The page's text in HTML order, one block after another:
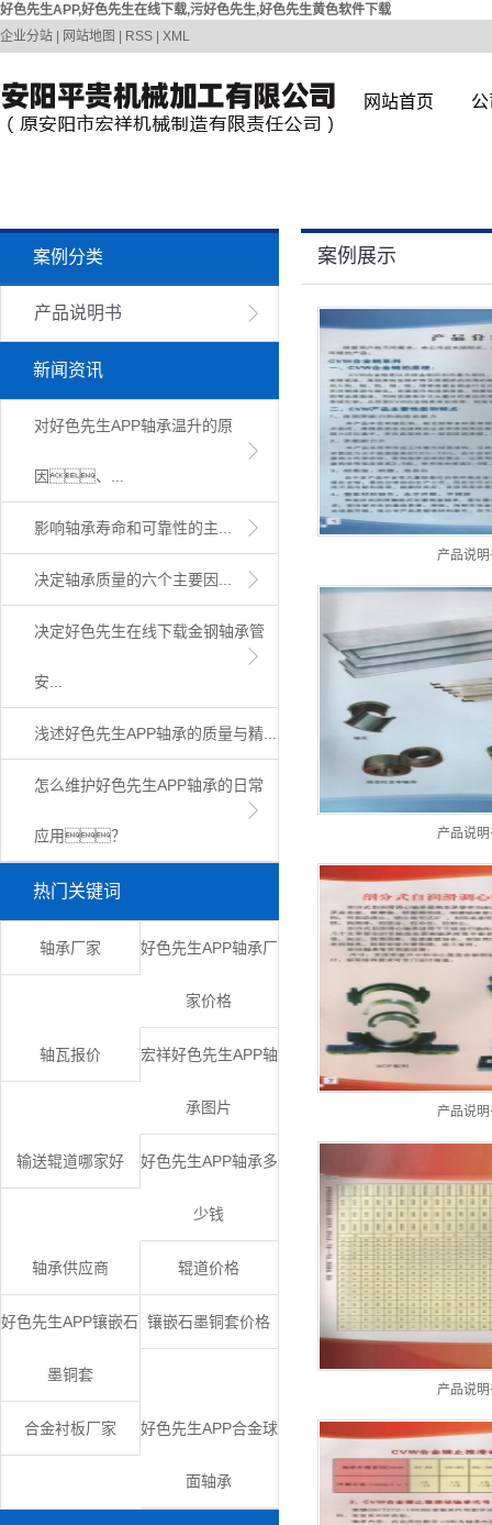
好色先生APP,好色先生在线下载,污好色先生,好色先生黄色软件下载
企业分站
网站地图 RSS XML
网站首页
案例分类
产品说明书
新闻资讯
对好色先生APP轴承温升的原
因、...
影响轴承寿命和可靠性的主...
决定轴承质量的六个主要因...
​决定好色先生在线下载金钢轴承管
安...
浅述好色先生APP轴承的质量与精...
怎么维护好色先生APP轴承的日常
应用？
热门关键词
轴承厂家 好色先生APP轴承厂
家价格
轴瓦报价 宏祥好色先生APP轴
承图片
输送辊道哪家好 好色先生APP轴承多
少钱
轴承供应商 辊道价格
好色先生APP镶嵌石
墨铜套
镶嵌石墨铜套价格
合金衬板厂家 好色先生APP合金球
面轴承
案例展示
产品说
产品说
产品说
产品说